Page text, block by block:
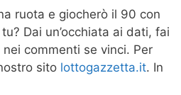
ruota e giocherò il 90 con
Dai un’occhiata ai dati, fai
commenti se vinci. Per
sito lottogazzetta.it. In